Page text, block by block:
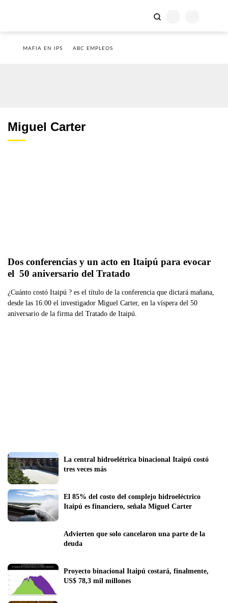
MAFIA EN IPS ABC EMPLEOS
Miguel Carter
Dos conferencias y un acto en Itaipú para evocar
el  50 aniversario del Tratado
¿Cuánto costó Itaipú ? es el título de la conferencia que dictará mañana,
desde las 16:00 el investigador Miguel Carter, en la víspera del 50
aniversario de la firma del Tratado de Itaipú.
La central hidroelétrica binacional Itaipú costó
tres veces más
El 85% del costo del complejo hidroeléctrico
Itaipú es financiero, señala Miguel Carter
Advierten que solo cancelaron una parte de la
deuda
Proyecto binacional Itaipú costará, finalmente,
US$ 78,3 mil millones